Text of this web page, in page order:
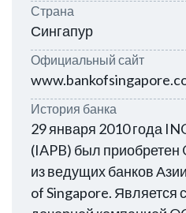
Страна
Сингапур
Официальный сайт
История банка
29 января 2010 года
(IAPB) был приобретен
из ведущих банков
of Singapore. Является